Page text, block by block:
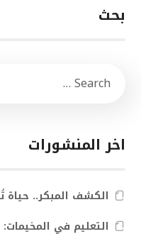
بحث
اخر المنشورات
الكشف المبكر.. حياة
التعليم في